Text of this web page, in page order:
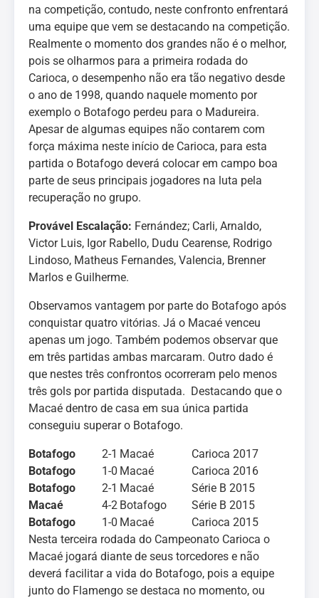
na competição, contudo, neste confronto enfrentará
uma equipe que vem se destacando na competição.
Realmente o momento dos grandes não é o melhor,
pois se olharmos para a primeira rodada do
Carioca, o desempenho não era tão negativo desde
o ano de 1998, quando naquele momento por
exemplo o Botafogo perdeu para o Madureira.
Apesar de algumas equipes não contarem com
força máxima neste início de Carioca, para esta
partida o Botafogo deverá colocar em campo boa
parte de seus principais jogadores na luta pela
recuperação no grupo.
Provável Escalação: Fernández; Carli, Arnaldo,
Victor Luis, Igor Rabello, Dudu Cearense, Rodrigo
Lindoso, Matheus Fernandes, Valencia, Brenner
Marlos e Guilherme.
Observamos vantagem por parte do Botafogo após
conquistar quatro vitórias. Já o Macaé venceu
apenas um jogo. Também podemos observar que
em três partidas ambas marcaram. Outro dado é
que nestes três confrontos ocorreram pelo menos
três gols por partida disputada. Destacando que o
Macaé dentro de casa em sua única partida
conseguiu superar o Botafogo.
Botafogo 2-1 Macaé
Carioca 2017
Botafogo
1-0 Macaé
Carioca 2016
Botafogo
2-1 Macaé
Série B 2015
Macaé
4-2 Botafogo
Série B 2015
Botafogo
1-0 Macaé
Carioca 2015
Nesta terceira rodada do Campeonato Carioca o
Macaé jogará diante de seus torcedores e não
deverá facilitar a vida do Botafogo, pois a equipe
junto do Flamengo se destaca no momento, ou